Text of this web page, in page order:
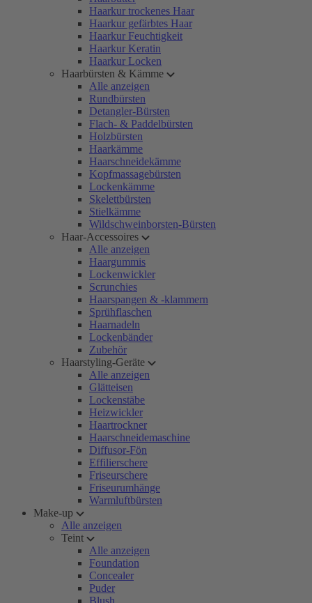
Haarkur trockenes Haar
Haarkur gefärbtes Haar
Haarkur Feuchtigkeit
Haarkur Keratin
Haarkur Locken
Haarbürsten & Kämme
Alle anzeigen
Rundbürsten
Detangler-Bürsten
Flach- & Paddelbürsten
Holzbürsten
Haarkämme
Haarschneidekämme
Kopfmassagebürsten
Lockenkämme
Skelettbürsten
Stielkämme
Wildschweinborsten-Bürsten
Haar-Accessoires
Alle anzeigen
Haargummis
Lockenwickler
Scrunchies
Haarspangen & -klammern
Sprühflaschen
Haarnadeln
Lockenbänder
Zubehör
Haarstyling-Geräte
Alle anzeigen
Glätteisen
Lockenstäbe
Heizwickler
Haartrockner
Haarschneidemaschine
Diffusor-Fön
Effilierschere
Friseurschere
Friseurumhänge
Warmluftbürsten
Make-up
Alle anzeigen
Teint
Alle anzeigen
Foundation
Concealer
Puder
Blush